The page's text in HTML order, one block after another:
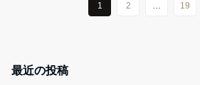
1 2 … 19
最近の投稿